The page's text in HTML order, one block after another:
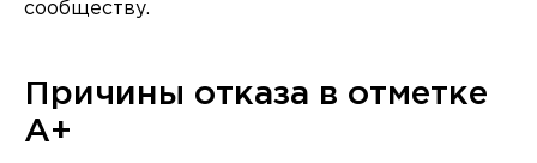
сообществу.
Причины отказа в отметке
A+